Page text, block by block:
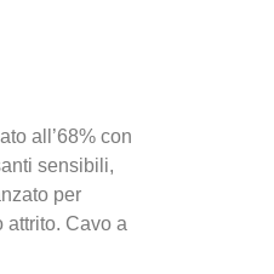
all’68% con
sensibili,
per
attrito. Cavo a